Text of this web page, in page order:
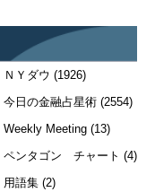
ＮＹダウ (1926)
今日の金融占星術 (2554)
Weekly Meeting (13)
ペンタゴン チャート (4)
用語集 (2)